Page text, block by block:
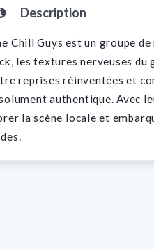
Description
Chill Guys est un groupe
les textures nerveuses du
reprises réinventées et
authentique. Avec
la scène locale et